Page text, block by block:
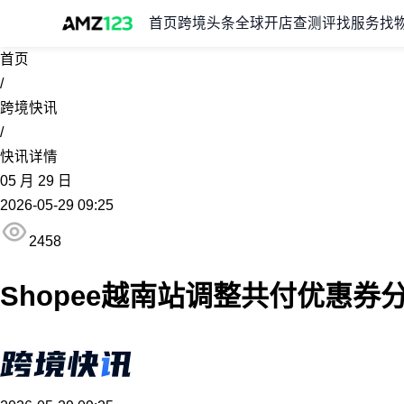
首页 跨境头条全球开店查测评找服务找
首页
/
跨境快讯
/
快讯详情
05 月 29 日
2026-05-29 09:25
2458
Shopee越南站调整共付优惠券